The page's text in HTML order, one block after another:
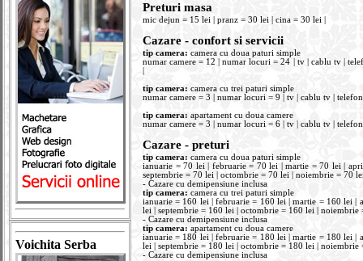
Voichita Serba
Preturi masa
mic dejun = 15 lei | pranz = 30 lei | cina = 30 lei |
Cazare - confort si servicii
tip camera: camera cu doua paturi simple
numar camere = 12 | numar locuri = 24 | tv | cablu tv |
tip camera: camera cu trei paturi simple
numar camere = 3 | numar locuri = 9 | tv | cablu tv |
tip camera: apartament cu doua camere
numar camere = 3 | numar locuri = 6 | tv | cablu tv |
Cazare - preturi
tip camera: camera cu doua paturi simple
ianuarie = 70 lei | februarie = 70 lei | martie = 70 lei |
septembrie = 70 lei | octombrie = 70 lei | noiembrie = 70
- Cazare cu demipensiune inclusa
tip camera: camera cu trei paturi simple
ianuarie = 160 lei | februarie = 160 lei | martie = 160 lei
lei | septembrie = 160 lei | octombrie = 160 lei | noiembrie
- Cazare cu demipensiune inclusa
tip camera: apartament cu doua camere
ianuarie = 180 lei | februarie = 180 lei | martie = 180 lei
lei | septembrie = 180 lei | octombrie = 180 lei | noiembrie
- Cazare cu demipensiune inclusa